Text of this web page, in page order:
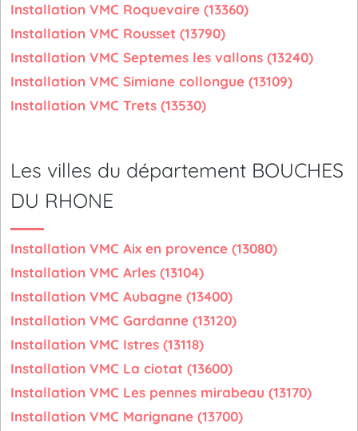
Installation VMC Roquevaire (13360)
Installation VMC Rousset (13790)
Installation VMC Septemes les vallons (13240)
Installation VMC Simiane collongue (13109)
Installation VMC Trets (13530)
Les villes du département BOUCHES
DU RHONE
Installation VMC Aix en provence (13080)
Installation VMC Arles (13104)
Installation VMC Aubagne (13400)
Installation VMC Gardanne (13120)
Installation VMC Istres (13118)
Installation VMC La ciotat (13600)
Installation VMC Les pennes mirabeau (13170)
Installation VMC Marignane (13700)